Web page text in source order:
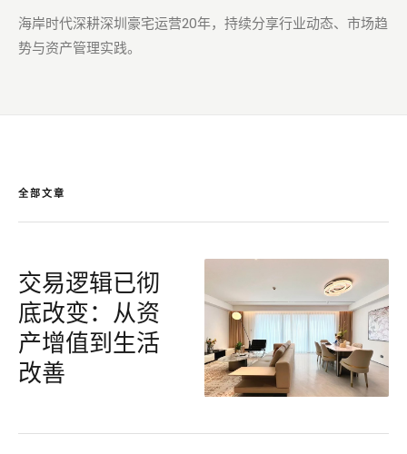
海岸时代深耕深圳豪宅运营20年，持续分享行业动态、市场趋
势与资产管理实践。
全部文章
交易逻辑已彻
底改变：从资
产增值到生活
改善